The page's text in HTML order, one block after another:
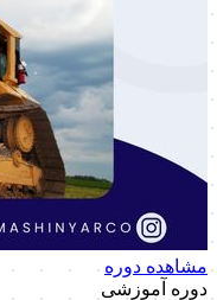
مشاهده دوره
دوره آموزشی